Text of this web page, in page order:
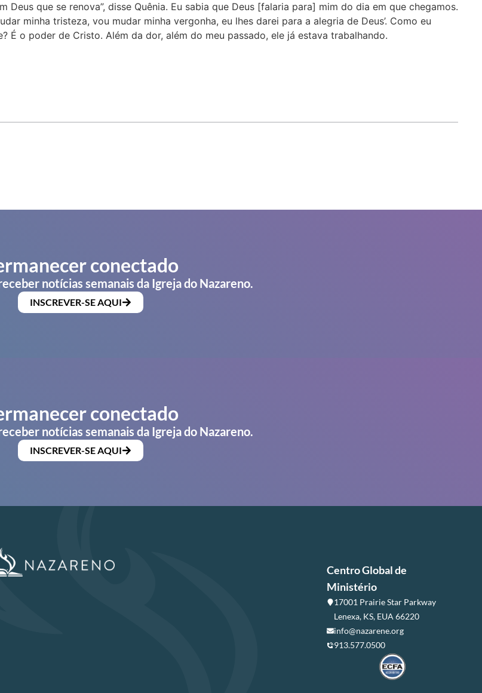
Deus que se renova”, disse Quênia. Eu sabia que Deus [falaria para] mim do dia em que chegamos.
minha tristeza, vou mudar minha vergonha, eu lhes darei para a alegria de Deus’. Como eu
É o poder de Cristo. Além da dor, além do meu passado, ele já estava trabalhando.
conectado
notícias semanais da Igreja do Nazareno.
INSCREVER-SE AQUI
conectado
notícias semanais da Igreja do Nazareno.
INSCREVER-SE AQUI
Centro Global de
Ministério
17001 Prairie Star Parkway
Lenexa, KS, EUA 66220
info@nazarene.org
913.577.0500